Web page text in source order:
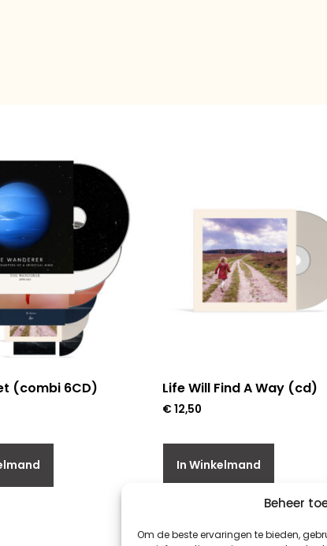
Beheer
Om de beste ervaringen te bieden,
(combi 6CD) Life Will Find A Way (cd)
€12,50
In Winkelmand